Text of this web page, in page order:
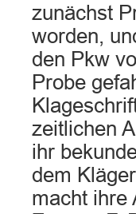
zunächst
worden,
den Pkw
Probe
zeitlichen
ihr
dem
macht ihre